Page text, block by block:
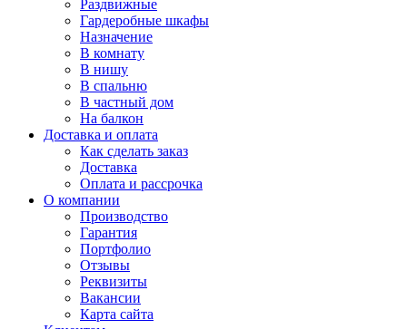
Раздвижные
Гардеробные шкафы
Назначение
В комнату
В нишу
В спальню
В частный дом
На балкон
Доставка и оплата
Как сделать заказ
Доставка
Оплата и рассрочка
О компании
Производство
Гарантия
Портфолио
Отзывы
Реквизиты
Вакансии
Карта сайта